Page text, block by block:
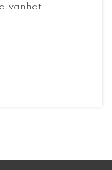
vanhat